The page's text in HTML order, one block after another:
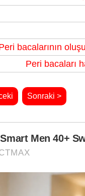
bacalarının
Peri bacaları
Sonraki >